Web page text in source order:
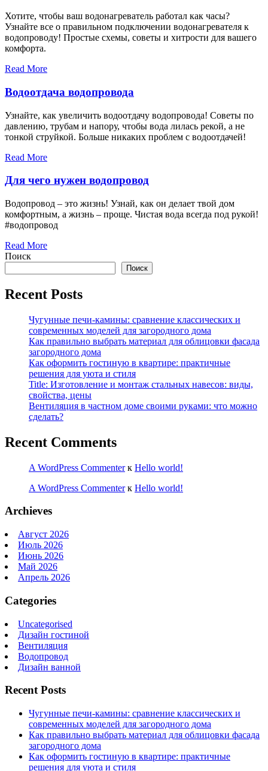
Хотите, чтобы ваш водонагреватель работал как часы?
Узнайте все о правильном подключении водонагревателя к
водопроводу! Простые схемы, советы и хитрости для вашего
комфорта.
Read More
Водоотдача водопровода
Узнайте, как увеличить водоотдачу водопровода! Советы по
давлению, трубам и напору, чтобы вода лилась рекой, а не
тонкой струйкой. Больше никаких проблем с водоотдачей!
Read More
Для чего нужен водопровод
Водопровод – это жизнь! Узнай, как он делает твой дом
комфортным, а жизнь – проще. Чистая вода всегда под рукой!
#водопровод
Read More
Поиск
Поиск
Recent Posts
Чугунные печи-камины: сравнение классических и
современных моделей для загородного дома
Как правильно выбрать материал для облицовки фасада
загородного дома
Как оформить гостиную в квартире: практичные
решения для уюта и стиля
Title: Изготовление и монтаж стальных навесов: виды,
свойства, цены
Вентиляция в частном доме своими руками: что можно
сделать?
Recent Comments
A WordPress Commenterк Hello world!
A WordPress Commenterк Hello world!
Archieves
Август 2026
Июль 2026
Июнь 2026
Май 2026
Апрель 2026
Categories
Uncategorised
Дизайн гостиной
Вентиляция
Водопровод
Дизайн ванной
Recent Posts
Чугунные печи-камины: сравнение классических и
современных моделей для загородного дома
Как правильно выбрать материал для облицовки фасада
загородного дома
Как оформить гостиную в квартире: практичные
решения для уюта и стиля